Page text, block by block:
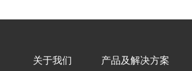
关于我们 产品及解决方案